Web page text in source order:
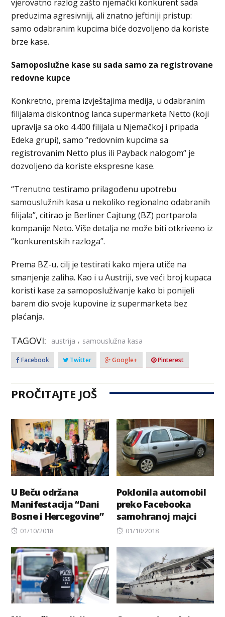
vjerovatno razlog zašto njemački konkurent sada
preduzima agresivniji, ali znatno jeftiniji pristup:
samo odabranim kupcima biće dozvoljeno da koriste
brze kase.
Samoposlužne kase su sada samo za registrovane
redovne kupce
Konkretno, prema izvještajima medija, u odabranim
filijalama diskontnog lanca supermarketa Netto (koji
upravlja sa oko 4.400 filijala u Njemačkoj i pripada
Edeka grupi), samo “redovnim kupcima sa
registrovanim Netto plus ili Payback nalogom“ je
dozvoljeno da koriste ekspresne kase.
“Trenutno testiramo prilagođenu upotrebu
samouslužnih kasa u nekoliko regionalno odabranih
filijala”, citirao je Berliner Cajtung (BZ) portparola
kompanije Neto. Više detalja ne može biti otkriveno iz
“konkurentskih razloga”.
Prema BZ-u, cilj je testirati kako mjera utiče na
smanjenje zaliha. Kao i u Austriji, sve veći broj kupaca
koristi kase za samoposluživanje kako bi ponijeli
barem dio svoje kupovine iz supermarketa bez
plaćanja.
TAGOVI: austrija , samouslužna kasa
Facebook Twitter Google+ Pinterest
PROČITAJTE JOŠ
U Beču održana
Manifestacija “Dani
Bosne i Hercegovine”
Posted
01/10/2018
Poklonila automobil
preko Facebooka
samohranoj majci
Posted
01/10/2018